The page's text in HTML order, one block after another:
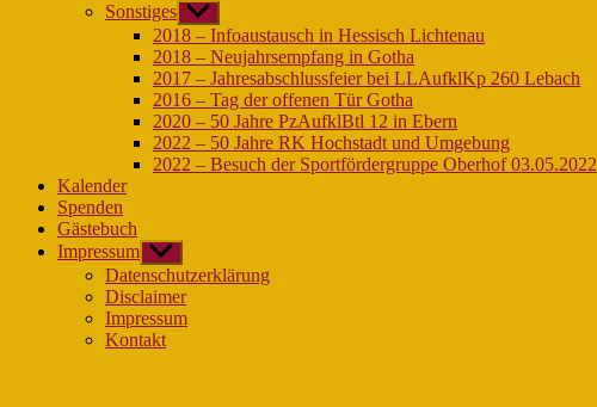
Sonstiges Untermenü
anzeigen
2018 – Infoaustausch in Hessisch Lichtenau
2018 – Neujahrsempfang in Gotha
2017 – Jahresabschlussfeier bei LLAufklKp 260 Lebach
2016 – Tag der offenen Tür Gotha
2020 – 50 Jahre PzAufklBtl 12 in Ebern
2022 – 50 Jahre RK Hochstadt und Umgebung
2022 – Besuch der Sportfördergruppe Oberhof 03.05.2022
Kalender
Spenden
Gästebuch
Impressum Untermenü
anzeigen
Datenschutzerklärung
Disclaimer
Impressum
Kontakt